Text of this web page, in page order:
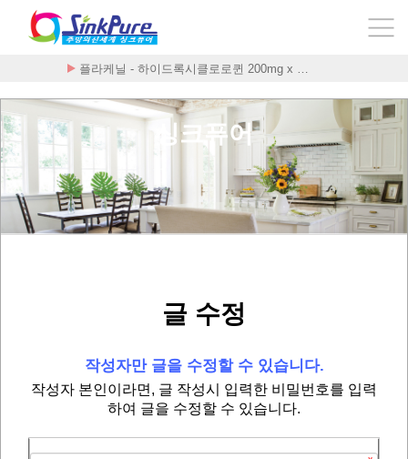
플라케닐 - 하이드록시클로로퀸 200mg x …
Стоимость Внутренни
싱크퓨어
글 수정
작성자만 글을 수정할 수 있습니다.
작성자 본인이라면, 글 작성시 입력한 비밀번호를 입력
하여 글을 수정할 수 있습니다.